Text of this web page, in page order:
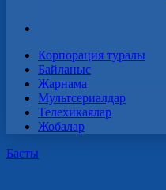
Корпорация туралы
Байланыс
Жарнама
Мультсериалдар
Телехикаялар
Жобалар
Басты